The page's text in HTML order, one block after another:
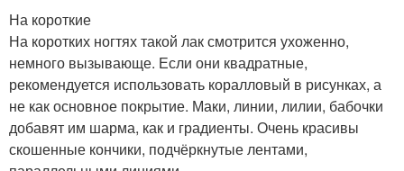
На короткие
На коротких ногтях такой лак смотрится ухоженно,
немного вызывающе. Если они квадратные,
рекомендуется использовать коралловый в рисунках, а
не как основное покрытие. Маки, линии, лилии, бабочки
добавят им шарма, как и градиенты. Очень красивы
скошенные кончики, подчёркнутые лентами,